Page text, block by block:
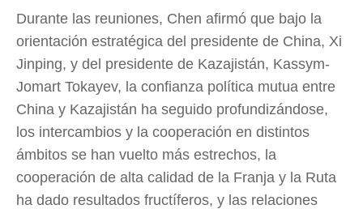
Durante las reuniones, Chen afirmó que bajo la
orientación estratégica del presidente de China, Xi
Jinping, y del presidente de Kazajistán, Kassym-
Jomart Tokayev, la confianza política mutua entre
China y Kazajistán ha seguido profundizándose,
los intercambios y la cooperación en distintos
ámbitos se han vuelto más estrechos, la
cooperación de alta calidad de la Franja y la Ruta
ha dado resultados fructíferos, y las relaciones